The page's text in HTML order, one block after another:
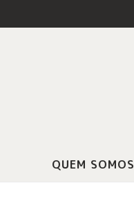
QUEM SOMOS